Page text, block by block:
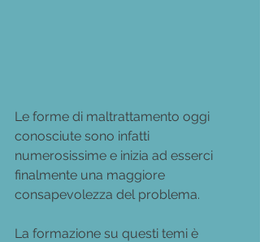
Le forme di maltrattamento oggi
conosciute sono infatti
numerosissime e inizia ad esserci
finalmente una maggiore
consapevolezza del problema.
La formazione su questi temi è